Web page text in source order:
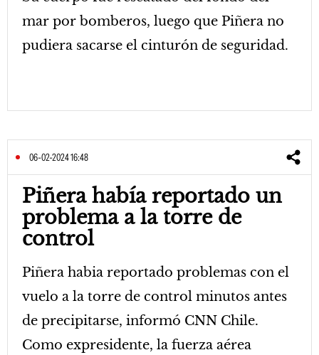
mar por bomberos, luego que Piñera no
pudiera sacarse el cinturón de seguridad.
06-02-2024 16:48
Piñera había reportado un
problema a la torre de
control
Piñera habia reportado problemas con el
vuelo a la torre de control minutos antes
de precipitarse, informó CNN Chile.
Como expresidente, la fuerza aérea